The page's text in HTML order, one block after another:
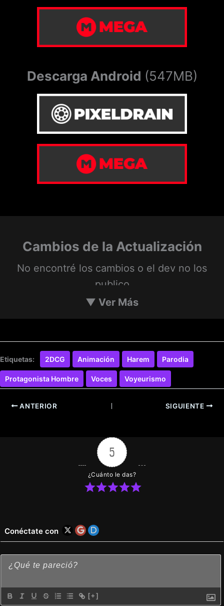
Descarga Android (547MB)
Cambios de la Actualización
No encontré los cambios o el dev no los
publico
▼ Ver Más
Etiquetas: 2DCG Animación Harem Parodia
Protagonista Hombre Voces Voyeurismo
ANTERIOR SIGUIENTE
5
¿Cuánto le das?
Conéctate con
[+]